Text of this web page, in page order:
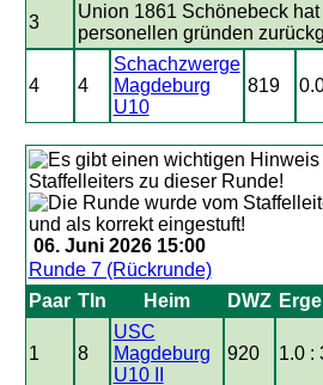
3
Union 1861 Schönebeck
personellen gründen
4 4
Schachzwerge
Magdeburg
U10
819
06. Juni 2026 15:00
Runde 7 (Rückrunde)
Paar Tln Heim DWZ
1 8
USC
Magdeburg
U10 II
920 1.0 :